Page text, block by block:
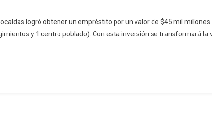
logró obtener un empréstito por un valor de $45 mil
y 1 centro poblado). Con esta inversión se transformará